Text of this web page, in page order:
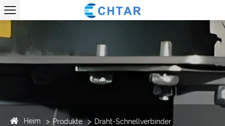
Heim Produkte
Draht-Schnellverbinder